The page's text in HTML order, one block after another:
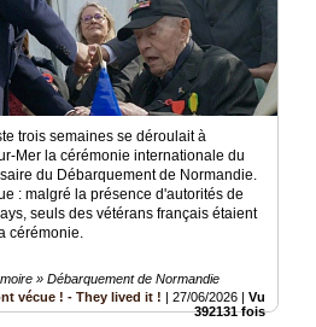
trois semaines se déroulait à
Mer la cérémonie internationale du
du Débarquement de Normandie.
: malgré la présence d'autorités de
seuls des vétérans français étaient
cérémonie.
» Débarquement de Normandie
vécue ! - They lived it ! |27/06/2026 |Vu
392131 fois